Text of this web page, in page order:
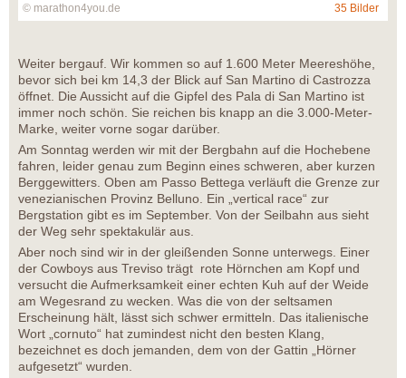
© marathon4you.de 35 Bilder
Weiter bergauf. Wir kommen so auf 1.600 Meter Meereshöhe,
bevor sich bei km 14,3 der Blick auf San Martino di Castrozza
öffnet. Die Aussicht auf die Gipfel des Pala di San Martino ist
immer noch schön. Sie reichen bis knapp an die 3.000-Meter-
Marke, weiter vorne sogar darüber.
Am Sonntag werden wir mit der Bergbahn auf die Hochebene
fahren, leider genau zum Beginn eines schweren, aber kurzen
Berggewitters. Oben am Passo Bettega verläuft die Grenze zur
venezianischen Provinz Belluno. Ein „vertical race“ zur
Bergstation gibt es im September. Von der Seilbahn aus sieht
der Weg sehr spektakulär aus.
Aber noch sind wir in der gleißenden Sonne unterwegs. Einer
der Cowboys aus Treviso trägt rote Hörnchen am Kopf und
versucht die Aufmerksamkeit einer echten Kuh auf der Weide
am Wegesrand zu wecken. Was die von der seltsamen
Erscheinung hält, lässt sich schwer ermitteln. Das italienische
Wort „cornuto“ hat zumindest nicht den besten Klang,
bezeichnet es doch jemanden, dem von der Gattin „Hörner
aufgesetzt“ wurden.